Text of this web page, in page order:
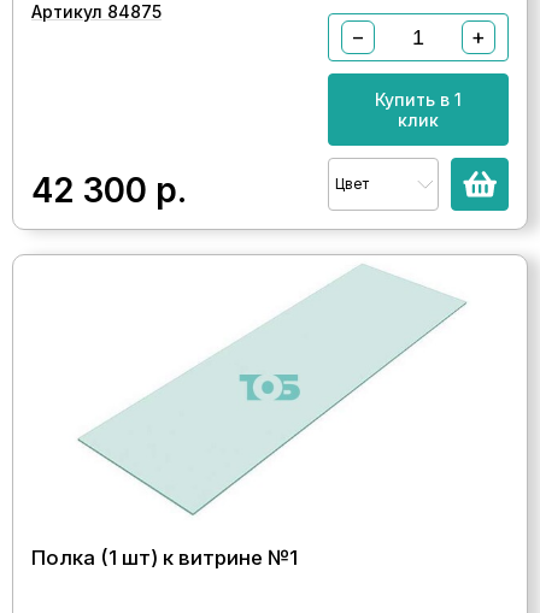
Артикул 84875
42 300 р.
− +
Купить в 1
клик
Цвет
Полка (1 шт) к витрине №1